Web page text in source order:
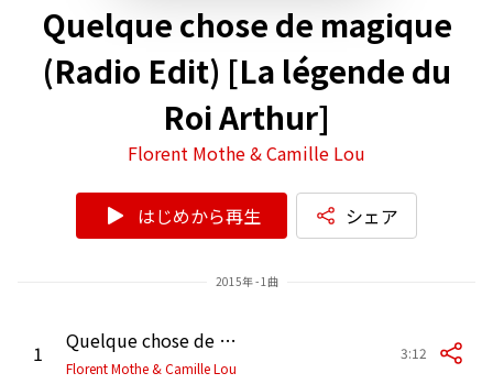
Quelque chose de magique
(Radio Edit) [La légende du
Roi Arthur]
Florent Mothe & Camille Lou
はじめから再生 シェア
2015年 - 1曲
1 Quelque chose de magique (Radio Edit) [La Légende du Roi Arthur]
Florent Mothe & Camille Lou
3:12